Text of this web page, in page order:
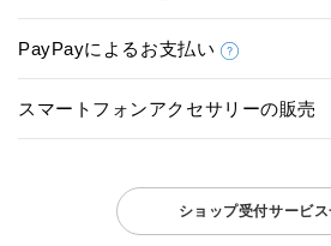
PayPayによるお支払い
スマートフォンアクセサリーの販売
ショップ受付サービ